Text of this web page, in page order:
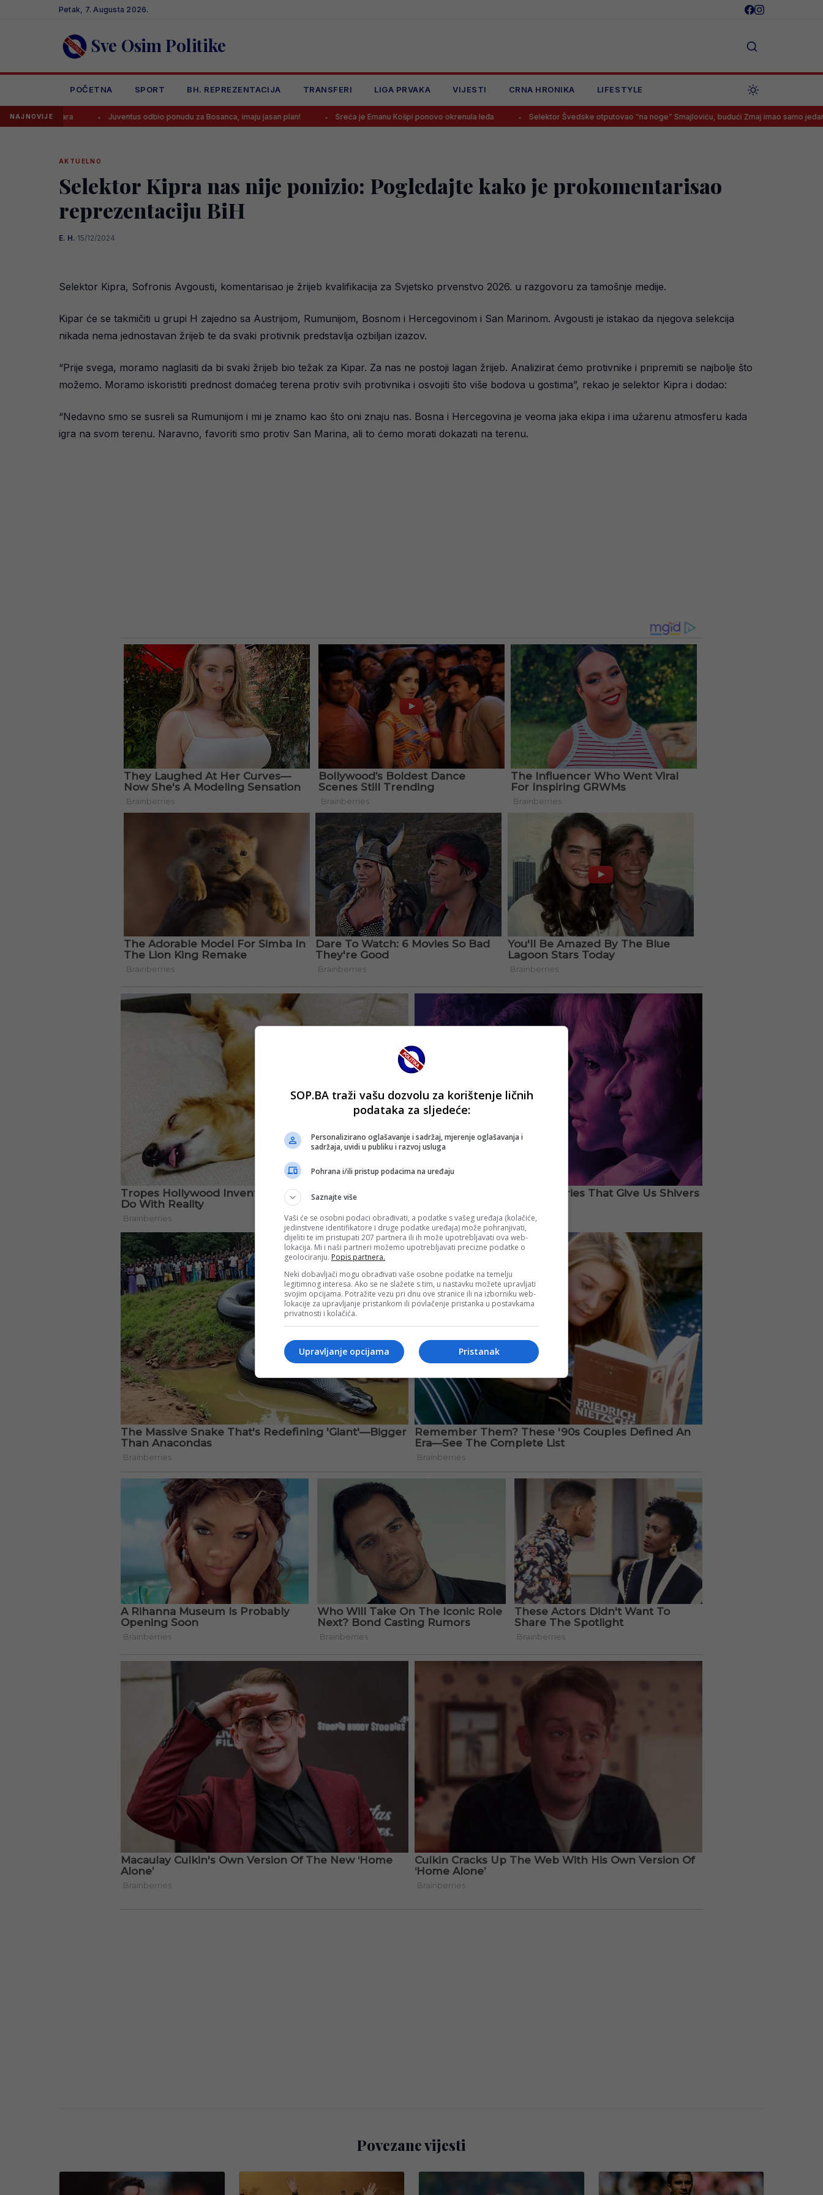
Petak, 7. Augusta 2026.
Sve Osim Politike
POČETNA SPORT BH. REPREZENTACIJA TRANSFERI LIGA PRVAKA VIJESTI CRNA HRONIKA LIFESTYLE
NAJNOVIJE Juventus odbio ponudu za Bosanca, imaju jasan plan! Sreća je Emanu Košpi ponovo okrenula leđa Selektor Švedske otputovao “na noge” Smajloviću, budući Zmaj imao samo jedan odgovor
AKTUELNO
Selektor Kipra nas nije ponizio: Pogledajte kako je prokomentarisao
reprezentaciju BiH
E. H.·15/12/2024
Selektor Kipra, Sofronis Avgousti, komentarisao je žrijeb kvalifikacija za Svjetsko prvenstvo 2026. u razgovoru za tamošnje medije.
Kipar će se takmičiti u grupi H zajedno sa Austrijom, Rumunijom, Bosnom i Hercegovinom i San Marinom. Avgousti je istakao da njegova selekcija
nikada nema jednostavan žrijeb te da svaki protivnik predstavlja ozbiljan izazov.
“Prije svega, moramo naglasiti da bi svaki žrijeb bio težak za Kipar. Za nas ne postoji lagan žrijeb. Analizirat ćemo protivnike i pripremiti se najbolje što
možemo. Moramo iskoristiti prednost domaćeg terena protiv svih protivnika i osvojiti što više bodova u gostima”, rekao je selektor Kipra i dodao:
“Nedavno smo se susreli sa Rumunijom i mi je znamo kao što oni znaju nas. Bosna i Hercegovina je veoma jaka ekipa i ima užarenu atmosferu kada
igra na svom terenu. Naravno, favoriti smo protiv San Marina, ali to ćemo morati dokazati na terenu.
Povezane vijesti
SOP.BA traži vašu dozvolu za korištenje ličnih
podataka za sljedeće:
Personalizirano oglašavanje i sadržaj, mjerenje oglašavanja i
sadržaja, uvidi u publiku i razvoj usluga
Pohrana i/ili pristup podacima na uređaju
Saznajte više
Vaši će se osobni podaci obrađivati, a podatke s vašeg uređaja (kolačiće,
jedinstvene identifikatore i druge podatke uređaja) može pohranjivati,
dijeliti te im pristupati 207 partnera ili ih može upotrebljavati ova web-
lokacija. Mi i naši partneri možemo upotrebljavati precizne podatke o
geolociranju. Popis partnera.
Neki dobavljači mogu obrađivati vaše osobne podatke na temelju
legitimnog interesa. Ako se ne slažete s tim, u nastavku možete upravljati
svojim opcijama. Potražite vezu pri dnu ove stranice ili na izborniku web-
lokacije za upravljanje pristankom ili povlačenje pristanka u postavkama
privatnosti i kolačića.
Pristanak
Upravljanje opcijama